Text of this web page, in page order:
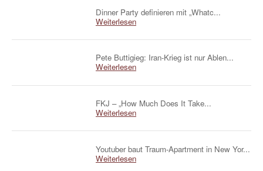
Dinner Party definieren mit „Whatc...
Weiterlesen
Pete Buttigieg: Iran-Krieg ist nur Ablen...
Weiterlesen
FKJ – „How Much Does It Take...
Weiterlesen
Youtuber baut Traum-Apartment in New Yor...
Weiterlesen